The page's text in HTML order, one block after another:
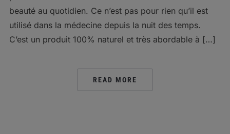
beauté au quotidien. Ce n’est pas pour rien qu’il est
utilisé dans la médecine depuis la nuit des temps.
C’est un produit 100% naturel et très abordable à […]
READ MORE